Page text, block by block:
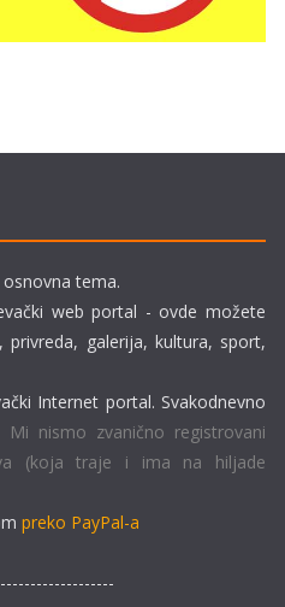
tema.
web portal - ovde možete
privreda, galerija, kultura, sport,
Internet portal. Svakodnevno
Mi nismo zvanično registrovani
(koja traje i ima na hiljade
preko PayPal-a